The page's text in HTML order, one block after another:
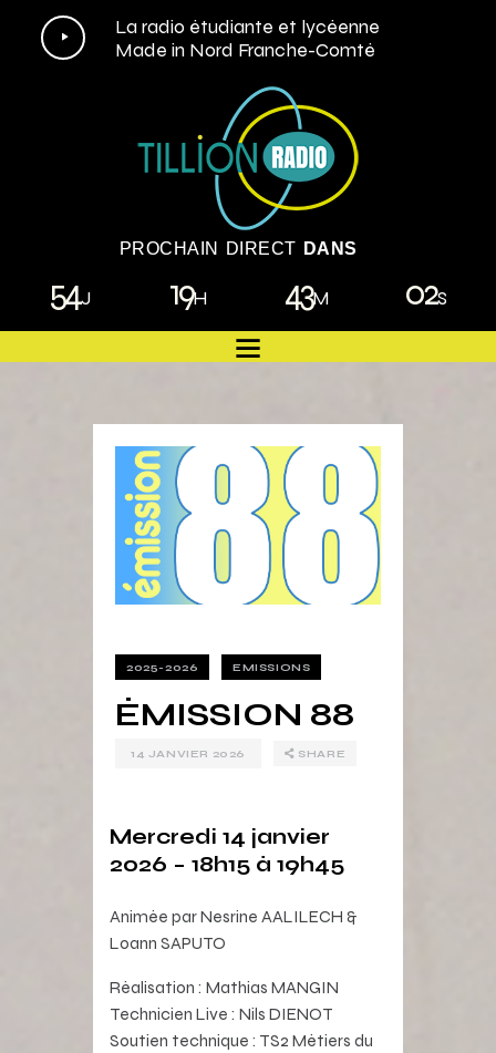
La radio étudiante et lycéenne
Made in Nord Franche-Comté
Lecteur
audio
PROCHAIN DIRECT DANS
54J 19H 43M 00S
2025-2026 EMISSIONS
ÉMISSION 88
14 JANVIER 2026 SHARE
Mercredi 14 janvier
2026 – 18h15 à 19h45
Animée par Nesrine AALILECH &
Loann SAPUTO
Réalisation : Mathias MANGIN
Technicien Live : Nils DIENOT
Soutien technique : TS2 Métiers du